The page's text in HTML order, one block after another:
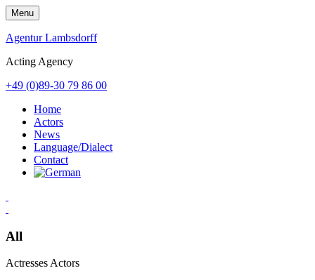
Skip
to
content
Menu
Agentur Lambsdorff
Acting Agency
+49 (0)89-30 79 86 00
Home
Actors
News
Language/Dialect
Contact
All
ActressesActors